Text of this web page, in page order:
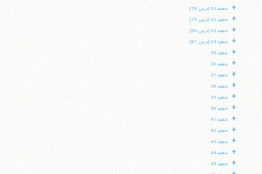
+ خطبه 32 (درس 78)
+ خطبه 32 (درس 79)
+ خطبه 33 (درس 80)
+ خطبه 34 (درس 81)
+ خطبه 35
+ خطبه 36
+ خطبه 37
+ خطبه 38
+ خطبه 39
+ خطبه 40
+ خطبه 41
+ خطبه 42
+ خطبه 43
+ خطبه 44
+ خطبه 45